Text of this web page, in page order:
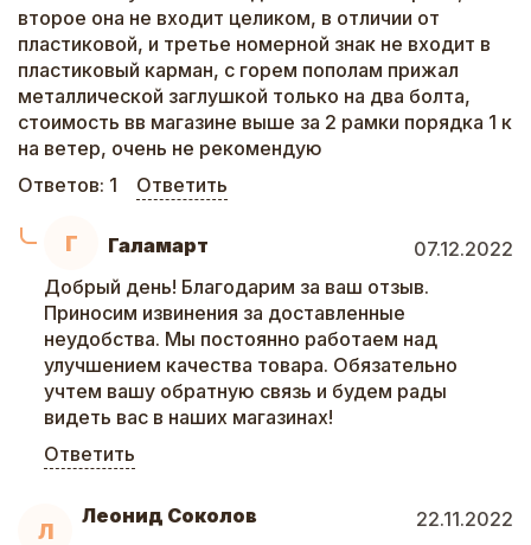
второе она не входит целиком, в отличии от
пластиковой, и третье номерной знак не входит в
пластиковый карман, с горем пополам прижал
металлической заглушкой только на два болта,
стоимость вв магазине выше за 2 рамки порядка 1 к
на ветер, очень не рекомендую
Ответов: 1 Ответить
Г Галамарт
07.12.2022
Добрый день! Благодарим за ваш отзыв.
Приносим извинения за доставленные
неудобства. Мы постоянно работаем над
улучшением качества товара. Обязательно
учтем вашу обратную связь и будем рады
видеть вас в наших магазинах!
Ответить
Л
Леонид Соколов
22.11.2022